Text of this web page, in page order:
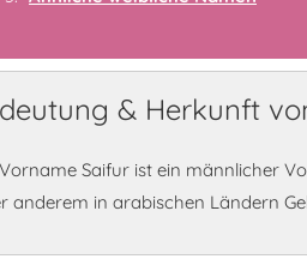
& Herkunft
Saifur ist ein männlicher
anderem in arabischen Ländern